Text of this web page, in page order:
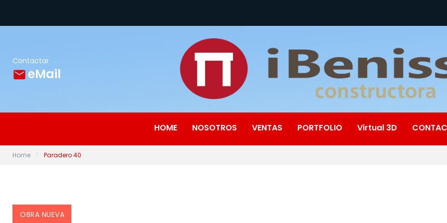
content
Contactar
emaileMail
HOME NOSOTROS VENTAS PORTFOLIO Virtual 3D
Home Paradero 40
OBRA NUEVA